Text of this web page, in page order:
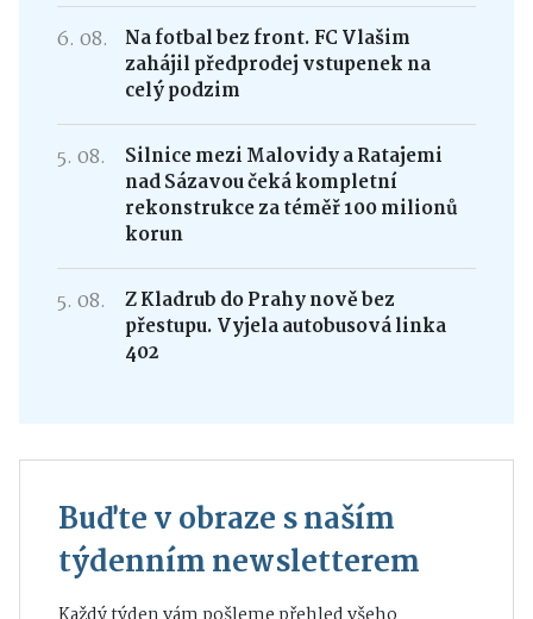
6. 08.
Na fotbal bez front. FC Vlašim
zahájil předprodej vstupenek na
celý podzim
5. 08.
Silnice mezi Malovidy a Ratajemi
nad Sázavou čeká kompletní
rekonstrukce za téměř 100 milionů
korun
5. 08.
Z Kladrub do Prahy nově bez
přestupu. Vyjela autobusová linka
402
Buďte v obraze s naším
týdenním newsletterem